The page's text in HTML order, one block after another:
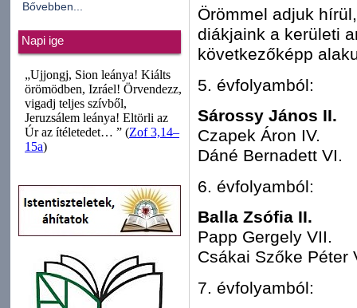
Bővebben...
Napi ige
Örömmel adjuk
diákjaink a kerületi
következőképp
5. évfolyamból:
Sárossy János II.
Czapek Áron IV.
Dáné Bernadett VI.
6. évfolyamból:
Balla Zsófia II.
Papp Gergely VII.
Csákai Szőke Péter
7. évfolyamból: